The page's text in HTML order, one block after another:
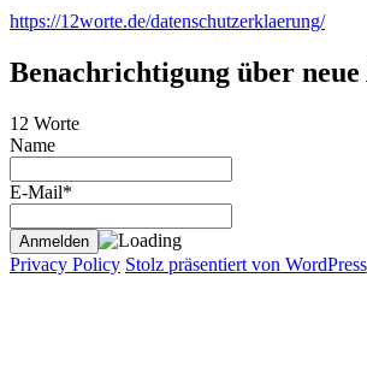
https://12worte.de/datenschutzerklaerung/
Benachrichtigung über
12 Worte
Name
E-Mail*
Privacy Policy Stolz präsentiert von WordPress